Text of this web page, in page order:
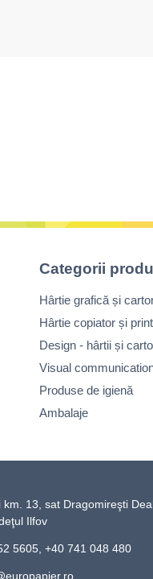
Categorii
Hârtie grafică și
Hârtie copiator și
Design - hârtii și
Visual
Produse de igienă
Ambalaje
13, sat Dragomireşti
Ilfov
5605, +40 741 048 480